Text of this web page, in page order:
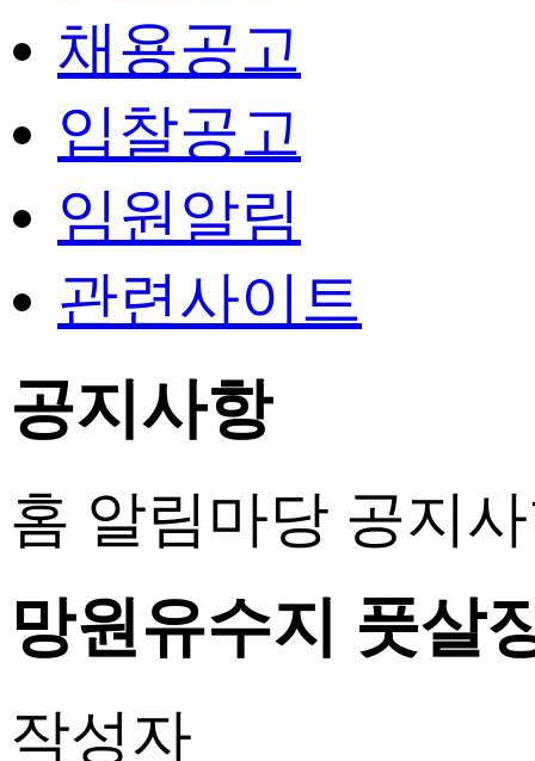
채용공고
입찰공고
임원알림
관련사이트
공지사항
홈 알림마당 공지
망원유수지 풋살
작성자